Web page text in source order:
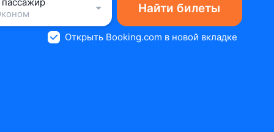
Найти билеты
Открыть Booking.com в новой вкладке